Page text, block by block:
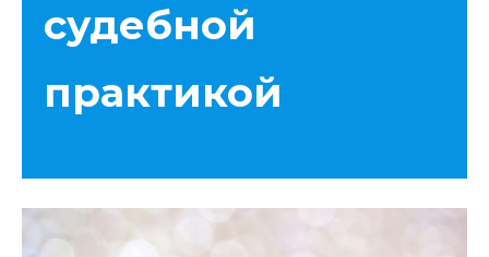
судебной
практикой